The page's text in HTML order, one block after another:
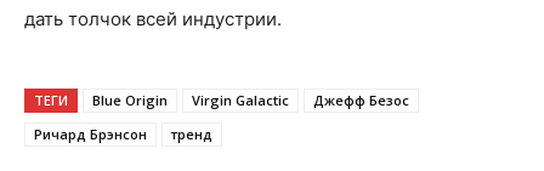
дать толчок всей индустрии.
ТЕГИ Blue Origin Virgin Galactic
Джефф Безос
Ричард Брэнсон
тренд